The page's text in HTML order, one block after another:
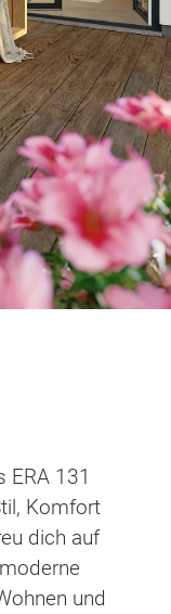
ERA 131
Komfort
dich auf
und